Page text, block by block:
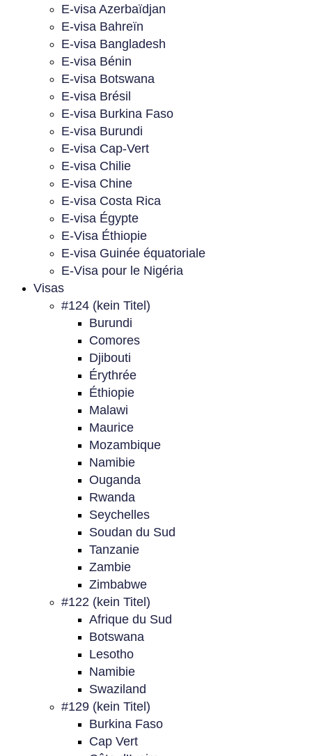
E-visa Azerbaïdjan
E-visa Bahreïn
E-visa Bangladesh
E-visa Bénin
E-visa Botswana
E-visa Brésil
E-visa Burkina Faso
E-visa Burundi
E-visa Cap-Vert
E-visa Chilie
E-visa Chine
E-visa Costa Rica
E-visa Égypte
E-Visa Éthiopie
E-visa Guinée équatoriale
E-Visa pour le Nigéria
Visas
#124 (kein Titel)
Burundi
Comores
Djibouti
Érythrée
Éthiopie
Malawi
Maurice
Mozambique
Namibie
Ouganda
Rwanda
Seychelles
Soudan du Sud
Tanzanie
Zambie
Zimbabwe
#122 (kein Titel)
Afrique du Sud
Botswana
Lesotho
Namibie
Swaziland
#129 (kein Titel)
Burkina Faso
Cap Vert